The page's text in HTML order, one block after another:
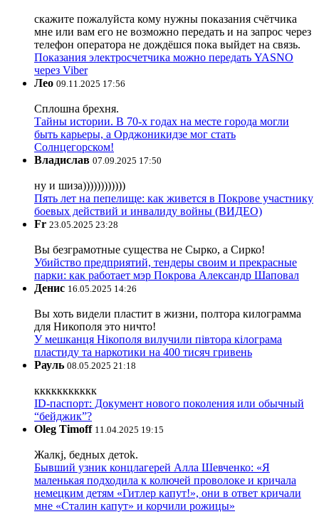
скажите пожалуйста кому нужны показания счётчика
мне или вам его не возможно передать и на запрос через
телефон оператора не дождёшся пока выйдет на связь.
Показания электросчетчика можно передать YASNO
через Viber
Лео 09.11.2025 17:56
Сплошна брехня.
Тайны истории. В 70-х годах на месте города могли
быть карьеры, а Орджоникидзе мог стать
Солнцегорском!
Владислав 07.09.2025 17:50
ну и шиза))))))))))))
Пять лет на пепелище: как живется в Покрове участнику
боевых действий и инвалиду войны (ВИДЕО)
Fr 23.05.2025 23:28
Вы безграмотные существа не Сырко, а Сирко!
Убийство предприятий, тендеры своим и прекрасные
парки: как работает мэр Покрова Александр Шаповал
Денис 16.05.2025 14:26
Вы хоть видели пластит в жизни, полтора килограмма
для Никополя это ничто!
У мешканця Нікополя вилучили півтора кілограма
пластиду та наркотики на 400 тисяч гривень
Рауль 08.05.2025 21:18
ккккккккккк
ID-паспорт: Документ нового поколения или обычный
“бейджик”?
Oleg Timoff 11.04.2025 19:15
Жалкj, бедных детok.
Бывший узник концлагерей Алла Шевченко: «Я
маленькая подходила к колючей проволоке и кричала
немецким детям «Гитлер капут!», они в ответ кричали
мне «Сталин капут» и корчили рожицы»